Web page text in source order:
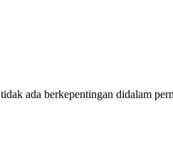
ada berkepentingan didalam